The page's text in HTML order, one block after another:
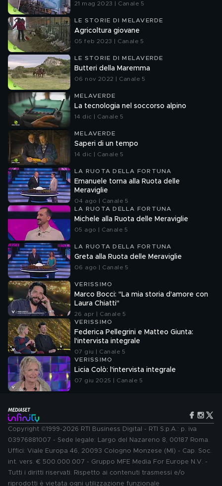
21 mag 2023 | Canale 5
LE STORIE DI MELAVERDE
Agricoltura giovane
05 feb 2023 | Canale 5
LE STORIE DI MELAVERDE
Butteri della Maremma
06 nov 2022 | Canale 5
MELAVERDE
La tecnologia nel soccorso alpino
14 dic | Canale 5
MELAVERDE
Saperi di un tempo
14 dic | Canale 5
LA RUOTA DELLA FORTUNA
Emanuele torna alla Ruota delle
Meraviglie
04 ago | Canale 5
LA RUOTA DELLA FORTUNA
Michele alla Ruota delle Meraviglie
05 ago | Canale 5
LA RUOTA DELLA FORTUNA
Greta alla Ruota delle Meraviglie
06 ago | Canale 5
VERISSIMO
Marco Bocci: "La mia storia d'amore con
Laura Chiatti"
26 apr | Canale 5
VERISSIMO
Federica Pellegrini e Matteo Giunta:
l'intervista integrale
07 giu | Canale 5
VERISSIMO
Licia Colò: l'intervista integrale
07 giu 2025 | Canale 5
Copyright ©1999-2026 RTI Business Digital - RTI S.p.A.: p. iva
03976881007 - Sede legale: Largo del Nazareno 8, 00187 Roma.
Uffici: Viale Europa 46, 20093 Cologno Monzese (MI) - Cap. Soc.
int. vers. € 500.000.007 - Gruppo MFE Media For Europe N.V. -
Tutti i diritti riservati. Rispetto ai contenuti trasmessi e/o
riprodotti è vietata ogni utilizzazione funzionale